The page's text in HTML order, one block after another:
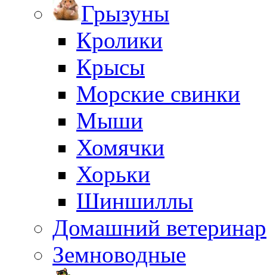
Грызуны
Кролики
Крысы
Морские свинки
Мыши
Хомячки
Хорьки
Шиншиллы
Домашний ветеринар
Земноводные